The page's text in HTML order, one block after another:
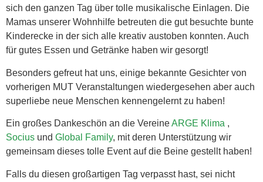
sich den ganzen Tag über tolle musikalische Einlagen. Die
Mamas unserer Wohnhilfe betreuten die gut besuchte bunte
Kinderecke in der sich alle kreativ austoben konnten. Auch
für gutes Essen und Getränke haben wir gesorgt!
Besonders gefreut hat uns, einige bekannte Gesichter von
vorherigen MUT Veranstaltungen wiedergesehen aber auch
superliebe neue Menschen kennengelernt zu haben!
Ein großes Dankeschön an die VereineARGE Klima ,
Socius und Global Family, mit deren Unterstützung wir
gemeinsam dieses tolle Event auf die Beine gestellt haben!
Falls du diesen großartigen Tag verpasst hast, sei nicht